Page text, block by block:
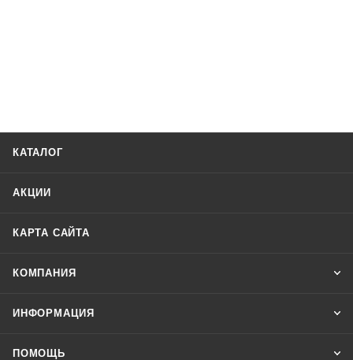
КАТАЛОГ
АКЦИИ
КАРТА САЙТА
КОМПАНИЯ
ИНФОРМАЦИЯ
ПОМОЩЬ